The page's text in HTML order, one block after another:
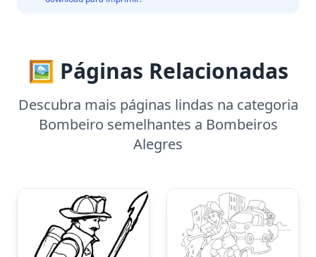
🖼️ Páginas Relacionadas
Descubra mais páginas lindas na categoria
Bombeiro semelhantes a Bombeiros
Alegres